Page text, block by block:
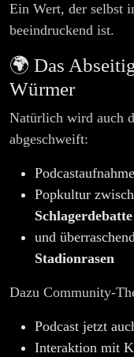
Ein Wert, der selbst
beeindruckend ist.
🌍 Das
Würmer
Natürlich wird auch
abgeschweift:
Podcastaufnahme
Popkultur
Schlagerdebatte
und
Stadionrasen
Dazu Community-
Podcast jetzt
Interaktion mit